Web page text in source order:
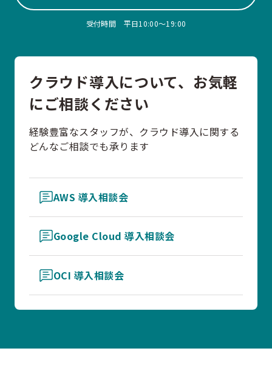
受付時間 平日10:00〜19:00
クラウド導入について、お気軽
にご相談ください
経験豊富なスタッフが、クラウド導入に関する
どんなご相談でも承ります
AWS 導入相談会
Google Cloud 導入相談会
OCI 導入相談会